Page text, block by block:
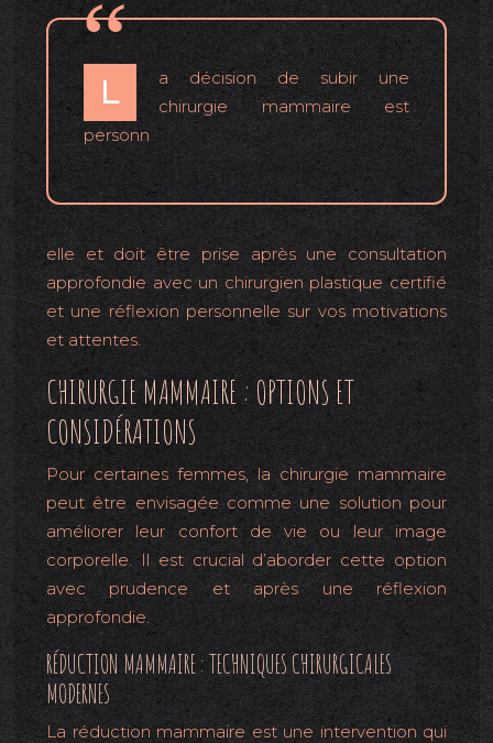
L
a décision de subir une
chirurgie mammaire est
personn
elle et doit être prise après une consultation
approfondie avec un chirurgien plastique certifié
et une réflexion personnelle sur vos motivations
et attentes.
CHIRURGIE MAMMAIRE : OPTIONS ET
CONSIDÉRATIONS
Pour certaines femmes, la chirurgie mammaire
peut être envisagée comme une solution pour
améliorer leur confort de vie ou leur image
corporelle. Il est crucial d’aborder cette option
avec prudence et après une réflexion
approfondie.
RÉDUCTION MAMMAIRE : TECHNIQUES CHIRURGICALES
MODERNES
La réduction mammaire est une intervention qui